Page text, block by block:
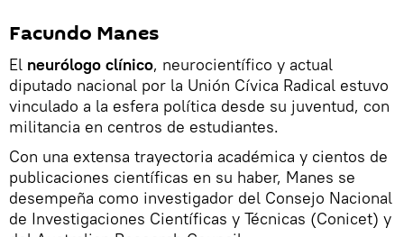
Facundo Manes
El neurólogo clínico, neurocientífico y actual
diputado nacional por la Unión Cívica Radical estuvo
vinculado a la esfera política desde su juventud, con
militancia en centros de estudiantes.
Con una extensa trayectoria académica y cientos de
publicaciones científicas en su haber, Manes se
desempeña como investigador del Consejo Nacional
de Investigaciones Científicas y Técnicas (Conicet) y